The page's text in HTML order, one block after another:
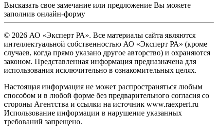
Высказать свое замечание или предложение Вы можете
заполнив онлайн-форму
© 2026 АО «Эксперт РА». Все материалы сайта являются
интеллектуальной собственностью АО «Эксперт РА» (кроме
случаев, когда прямо указано другое авторство) и охраняются
законом. Представленная информация предназначена для
использования исключительно в ознакомительных целях.
Настоящая информация не может распространяться любым
способом и в любой форме без предварительного согласия со
стороны Агентства и ссылки на источник www.raexpert.ru
Использование информации в нарушение указанных
требований запрещено.